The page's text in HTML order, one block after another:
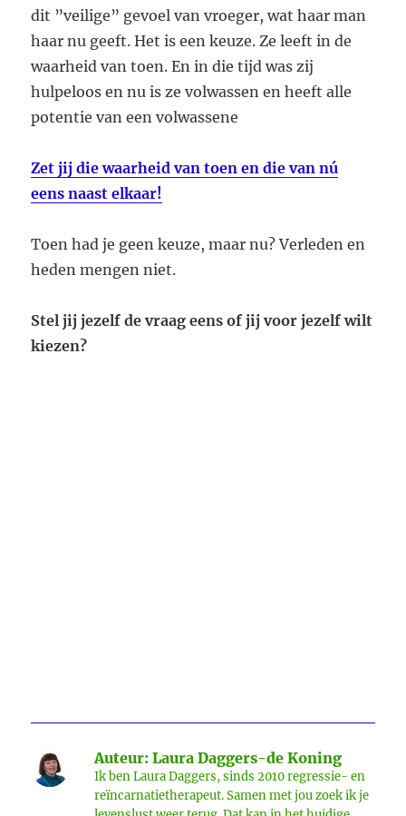
dit ”veilige” gevoel van vroeger, wat haar man
haar nu geeft. Het is een keuze. Ze leeft in de
waarheid van toen. En in die tijd was zij
hulpeloos en nu is ze volwassen en heeft alle
potentie van een volwassene
Zet jij die waarheid van toen en die van nú
eens naast elkaar!
Toen had je geen keuze, maar nu? Verleden en
heden mengen niet.
Stel jij jezelf de vraag eens of jij voor jezelf wilt
kiezen?
Auteur: Laura Daggers-de Koning
Ik ben Laura Daggers, sinds 2010 regressie- en
reïncarnatietherapeut. Samen met jou zoek ik je